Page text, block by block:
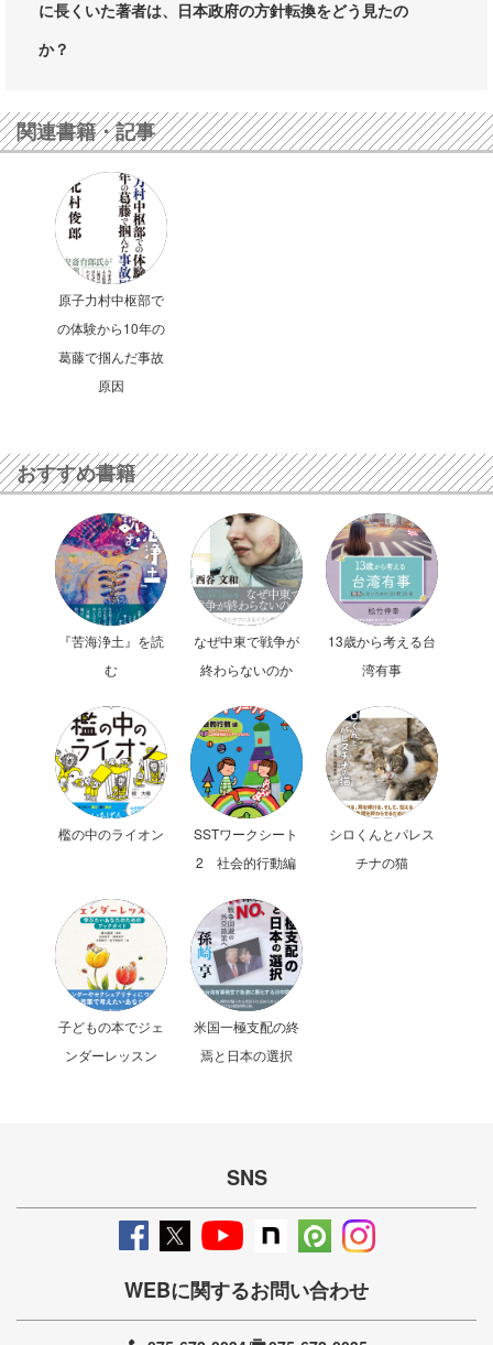
に長くいた著者は、日本政府の方針転換をどう見たの
か？
関連書籍・記事
原子力村中枢部で
の体験から10年の
葛藤で掴んだ事故
原因
おすすめ書籍
『苦海浄土』を読
む
なぜ中東で戦争が
終わらないのか
13歳から考える台
湾有事
檻の中のライオン
SSTワークシート
2 社会的行動編
シロくんとパレス
チナの猫
子どもの本でジェ
ンダーレッスン
米国一極支配の終
焉と日本の選択
SNS
WEBに関するお問い合わせ